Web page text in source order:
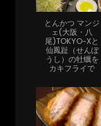
とんかつ マンジ
ェ(大阪・八
尾)TOKYO-Xと
仙鳳趾（せんぽ
うし）の牡蠣を
カキフライで